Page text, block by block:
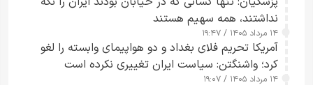
نداشتند، همه سهیم هستند
۱۴ مرداد ۱۴۰۵ / ۱۹:۴۷
آمریکا تحریم فلای بغداد و دو هواپیمای وابسته را لغو
کرد؛ واشنگتن: سیاست ایران تغییری نکرده است
۱۴ مرداد ۱۴۰۵ / ۱۹:۰۷